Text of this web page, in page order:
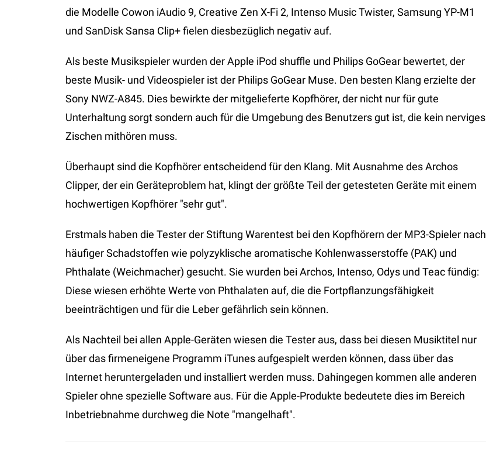
die Modelle Cowon iAudio 9, Creative Zen X-Fi 2, Intenso Music Twister, Samsung YP-M1
und SanDisk Sansa Clip+ fielen diesbezüglich negativ auf.
Als beste Musikspieler wurden der Apple iPod shuffle und Philips GoGear bewertet, der
beste Musik- und Videospieler ist der Philips GoGear Muse. Den besten Klang erzielte der
Sony NWZ-A845. Dies bewirkte der mitgelieferte Kopfhörer, der nicht nur für gute
Unterhaltung sorgt sondern auch für die Umgebung des Benutzers gut ist, die kein nerviges
Zischen mithören muss.
Überhaupt sind die Kopfhörer entscheidend für den Klang. Mit Ausnahme des Archos
Clipper, der ein Geräteproblem hat, klingt der größte Teil der getesteten Geräte mit einem
hochwertigen Kopfhörer "sehr gut".
Erstmals haben die Tester der Stiftung Warentest bei den Kopfhörern der MP3-Spieler nach
häufiger Schadstoffen wie polyzyklische aromatische Kohlenwasserstoffe (PAK) und
Phthalate (Weichmacher) gesucht. Sie wurden bei Archos, Intenso, Odys und Teac fündig:
Diese wiesen erhöhte Werte von Phthalaten auf, die die Fortpflanzungsfähigkeit
beeinträchtigen und für die Leber gefährlich sein können.
Als Nachteil bei allen Apple-Geräten wiesen die Tester aus, dass bei diesen Musiktitel nur
über das firmeneigene Programm iTunes aufgespielt werden können, dass über das
Internet heruntergeladen und installiert werden muss. Dahingegen kommen alle anderen
Spieler ohne spezielle Software aus. Für die Apple-Produkte bedeutete dies im Bereich
Inbetriebnahme durchweg die Note "mangelhaft".